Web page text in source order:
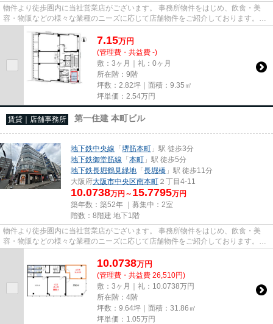
物件より徒歩圏内に当社営業店がございます。 事務所物件をはじめ、飲食・美
容・物販などの様々な業種のニーズに応じて店舗物件をご紹介しております。
尚、弊社ではおとり広告は一切...
7.15万円
(管理費・共益費 -)
敷：3ヶ月｜礼：0ヶ月
所在階：9階
坪数：2.82坪｜面積：9.35㎡
坪単価： 2.54万円
賃貸｜店舗事務所 第一住建 本町ビル
地下鉄中央線 「堺筋本町 」駅 徒歩3分
地下鉄御堂筋線 「本町 」駅 徒歩5分
地下鉄長堀鶴見緑地 「長堀橋 」駅 徒歩11分
大阪府大阪市中央区南本町 ２丁目4-11
10.0738万円～ 15.7795万円
築年数：築52年 ｜募集中： 2室
階数：8階建 地下1階
物件より徒歩圏内に当社営業店がございます。 事務所物件をはじめ、飲食・美
容・物販などの様々な業種のニーズに応じて店舗物件をご紹介しております。
尚、弊社ではおとり広告は一切...
10.0738万円
(管理費・共益費 26,510円)
敷：3ヶ月｜礼：10.0738万円
所在階：4階
坪数：9.64坪｜面積：31.86㎡
坪単価： 1.05万円